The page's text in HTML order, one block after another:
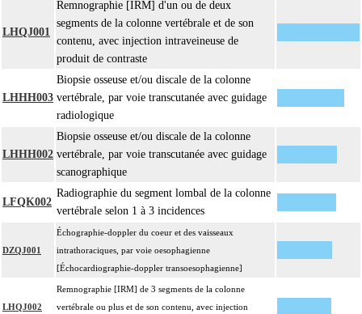
LHQJ001
Remnographie [IRM] d'un ou de deux
segments de la colonne vertébrale et de son
contenu, avec injection intraveineuse de
produit de contraste
LHHH003
Biopsie osseuse et/ou discale de la colonne
vertébrale, par voie transcutanée avec guidage
radiologique
LHHH002
Biopsie osseuse et/ou discale de la colonne
vertébrale, par voie transcutanée avec guidage
scanographique
LFQK002
Radiographie du segment lombal de la colonne
vertébrale selon 1 à 3 incidences
DZQJ001
Échographie-doppler du coeur et des vaisseaux
intrathoraciques, par voie oesophagienne
[Échocardiographie-doppler transoesophagienne]
LHQJ002
Remnographie [IRM] de 3 segments de la colonne
vertébrale ou plus et de son contenu, avec injection